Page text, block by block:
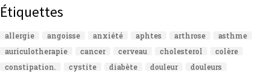
Étiquettes
allergie angoisse anxiété aphtes arthrose
asthme
auriculotherapie
cancer cerveau cholesterol
colère
constipation.
cystite diabète douleur
douleurs